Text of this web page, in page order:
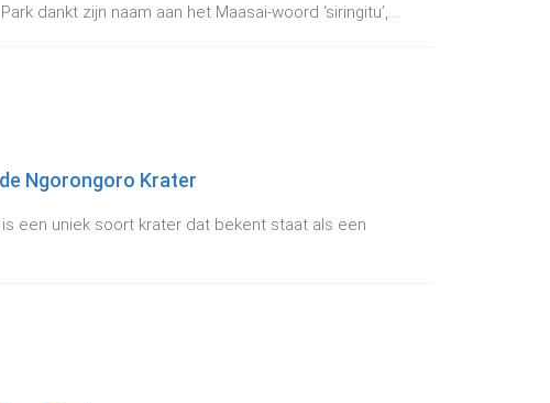
dankt zijn naam aan het Maasai-woord ‘siringitu’,...
Ngorongoro Krater
een uniek soort krater dat bekent staat als een